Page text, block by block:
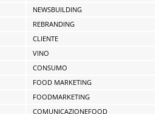
NEWSBUILDING
REBRANDING
CLIENTE
VINO
CONSUMO
FOOD MARKETING
FOODMARKETING
COMUNICAZIONEFOOD